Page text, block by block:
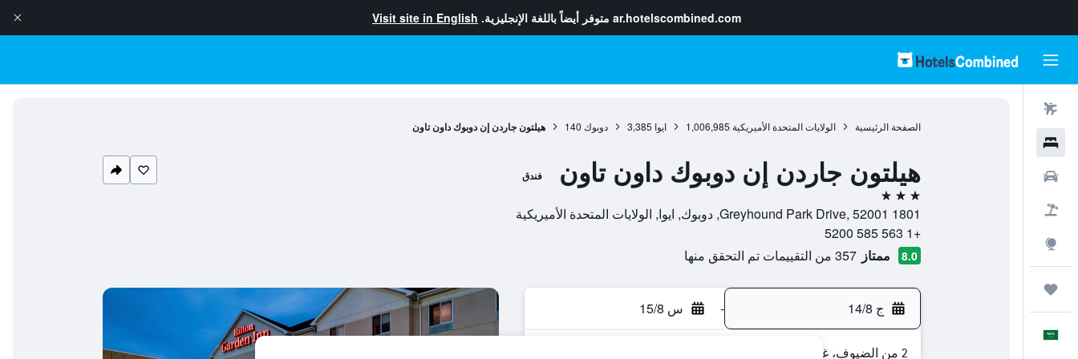
ar.hotelscombined.com متوفر أيضاً باللغة الإنجليزية. Visit site in English
الصفحة الرئيسية الولايات المتحدة الأميريكية 1,006,985 ايوا 3,385 دوبوك 140 هيلتون جاردن إن دوبوك داون تاون
هيلتون جاردن إن دوبوك داون تاون فندق
3 نجوم
1801 Greyhound Park Drive, 52001, دوبوك, ايوا, الولايات المتحدة الأميريكية
+1 563 585 5200
8.0 ممتاز 357 من التقييمات تم التحقق منها
ج 14/8 - س 15/8
2 من الضيوف، غرفة واحدة